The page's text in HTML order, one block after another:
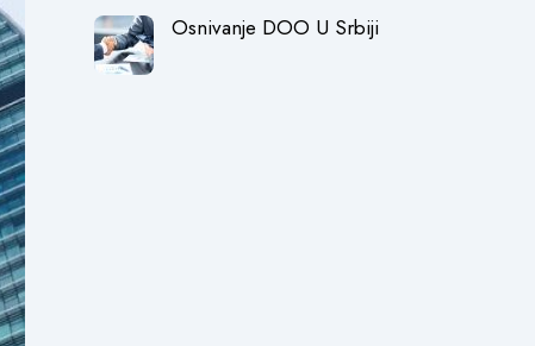
Osnivanje DOO U Srbiji